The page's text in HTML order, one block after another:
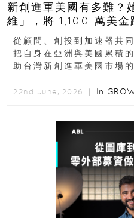
新創進軍美國有多難？
維」，將 1,100 萬美金
從顧問、創投到加速器
把自身在亞洲與美國累積
助台灣新創進軍美國市場
22nd June, 2026 ｜ In